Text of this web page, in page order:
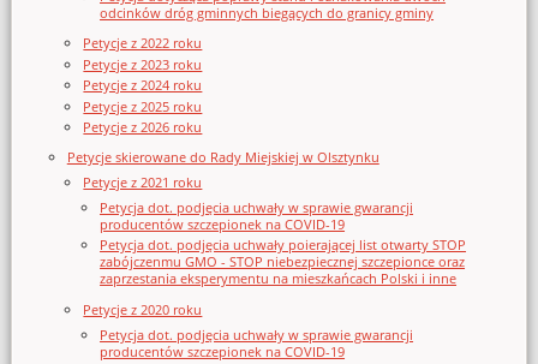
odcinków dróg gminnych biegących do granicy gminy
Petycje z 2022 roku
Petycje z 2023 roku
Petycje z 2024 roku
Petycje z 2025 roku
Petycje z 2026 roku
Petycje skierowane do Rady Miejskiej w Olsztynku
Petycje z 2021 roku
Petycja dot. podjęcia uchwały w sprawie gwarancji
producentów szczepionek na COVID-19
Petycja dot. podjęcia uchwały poierającej list otwarty STOP
zabójczenmu GMO - STOP niebezpiecznej szczepionce oraz
zaprzestania eksperymentu na mieszkańcach Polski i inne
Petycje z 2020 roku
Petycja dot. podjęcia uchwały w sprawie gwarancji
producentów szczepionek na COVID-19